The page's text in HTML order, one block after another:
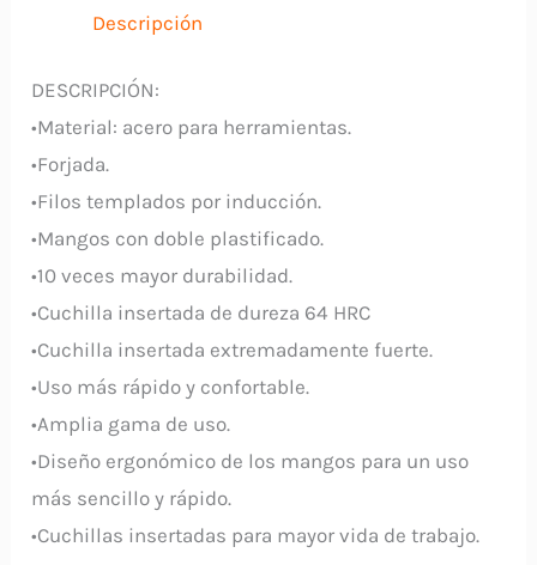
cantidadDescripción
DESCRIPCIÓN:
•Material: acero para herramientas.
•Forjada.
•Filos templados por inducción.
•Mangos con doble plastificado.
•10 veces mayor durabilidad.
•Cuchilla insertada de dureza 64 HRC
•Cuchilla insertada extremadamente fuerte.
•Uso más rápido y confortable.
•Amplia gama de uso.
•Diseño ergonómico de los mangos para un uso
más sencillo y rápido.
•Cuchillas insertadas para mayor vida de trabajo.